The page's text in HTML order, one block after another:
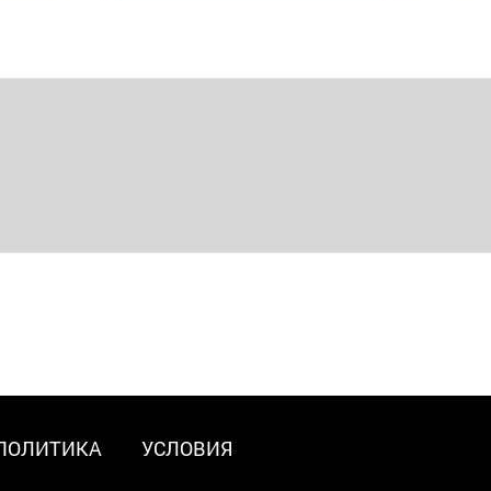
УСЛОВИЯ